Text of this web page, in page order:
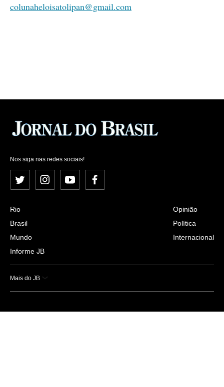
colunaheloisatolipan@gmail.com
Nos siga nas redes sociais!
Twitter InstagramYouTubeFacebook
Rio
Brasil
Mundo
Informe JB
Opinião
Política
Internacional
Mais do JB
Esportes